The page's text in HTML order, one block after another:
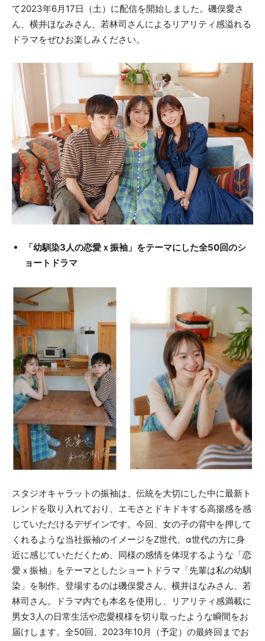
て2023年6月17日（土）に配信を開始しました。磯俣愛さ
ん、横井ほなみさん、若林司さんによるリアリティ感溢れる
ドラマをぜひお楽しみください。
「幼馴染3人の恋愛ｘ振袖」をテーマにした全50回のシ
ョートドラマ
スタジオキャラットの振袖は、伝統を大切にした中に最新ト
レンドを取り入れており、エモさとドキドキする高揚感を感
じていただけるデザインです。今回、女の子の背中を押して
くれるような当社振袖のイメージをZ世代、α世代の方に身
近に感じていただくため、同様の感情を体現するような「恋
愛ｘ振袖」をテーマとしたショートドラマ「先輩は私の幼馴
染」を制作。登場するのは磯俣愛さん、横井ほなみさん、若
林司さん。ドラマ内でも本名を使用し、リアリティ感満載に
男女3人の日常生活や恋愛模様を切り取ったような瞬間をお
届けします。全50回、2023年10月（予定）の最終回までお